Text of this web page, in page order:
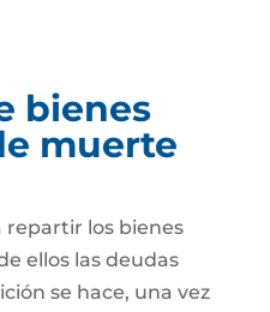
bienes
muerte
repartir los bienes
ellos las deudas
se hace, una vez